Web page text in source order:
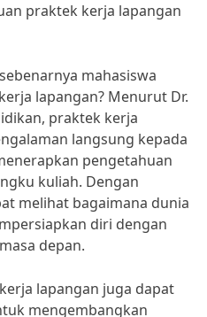
praktek kerja lapangan
mahasiswa
lapangan? Menurut Dr.
praktek kerja
langsung kepada
pengetahuan
kuliah. Dengan
melihat bagaimana dunia
diri dengan
depan.
lapangan juga dapat
mengembangkan